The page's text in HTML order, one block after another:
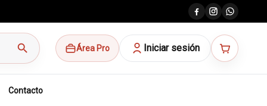
search Área Pro Iniciar sesión
Contacto